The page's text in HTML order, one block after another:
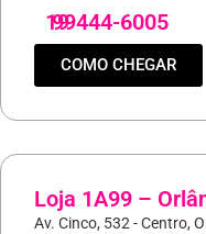
19
99444-6005
COMO CHEGAR
Loja 1A99 –
Av. Cinco, 532 - Centro,